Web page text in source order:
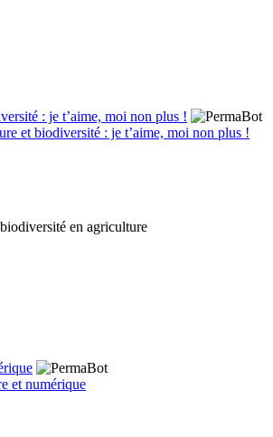
et biodiversité : je t’aime, moi non plus !
en agriculture
et numérique